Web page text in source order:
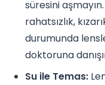
süresini
rahatsızlık,
durumunda
doktoruna
Su ile Temas: